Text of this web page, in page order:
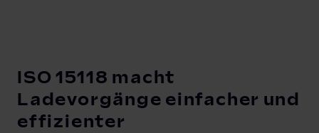
ISO 15118 macht
Ladevorgänge einfacher und
effizienter